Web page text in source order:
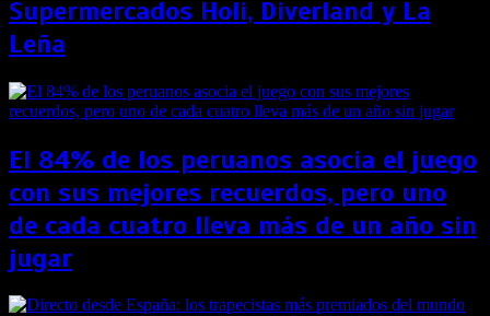
Supermercados Holi, Diverland y La
Leña
El 84% de los peruanos asocia el juego
con sus mejores recuerdos, pero uno
de cada cuatro lleva más de un año sin
jugar